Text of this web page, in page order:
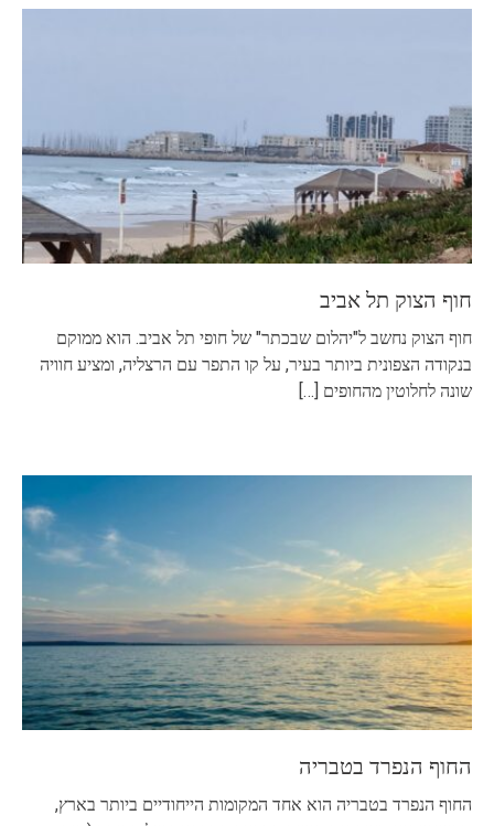
חוף הצוק תל אביב
חוף הצוק נחשב ל"יהלום שבכתר" של חופי תל אביב. הוא ממוקם
בנקודה הצפונית ביותר בעיר, על קו התפר עם הרצליה, ומציע חוויה
שונה לחלוטין מהחופים […]
החוף הנפרד בטבריה
החוף הנפרד בטבריה הוא אחד המקומות הייחודיים ביותר בארץ,